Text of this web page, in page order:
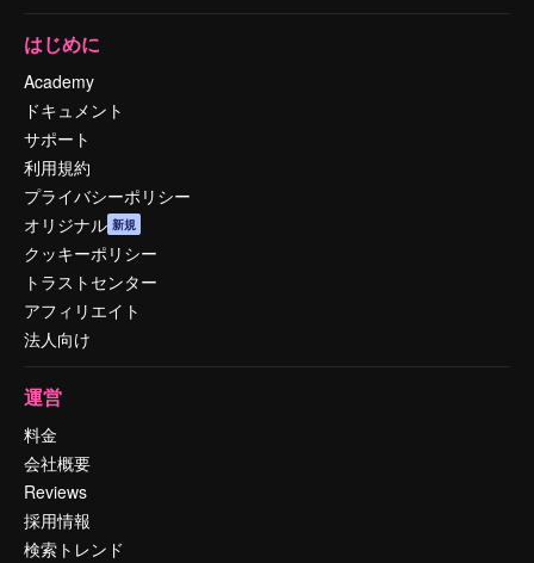
はじめに
Academy
ドキュメント
サポート
利用規約
プライバシーポリシー
オリジナル 新規
クッキーポリシー
トラストセンター
アフィリエイト
法人向け
運営
料金
会社概要
Reviews
採用情報
検索トレンド